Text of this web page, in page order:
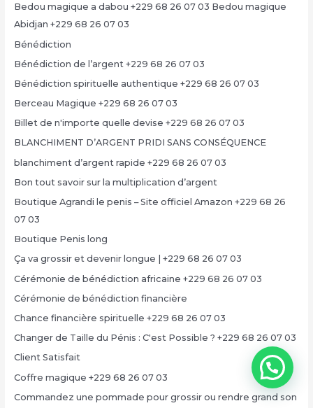
Bedou magique a dabou +229 68 26 07 03 Bedou magique
Abidjan +229 68 26 07 03
Bénédiction
Bénédiction de l’argent +229 68 26 07 03
Bénédiction spirituelle authentique +229 68 26 07 03
Berceau Magique +229 68 26 07 03
Billet de n'importe quelle devise +229 68 26 07 03
BLANCHIMENT D’ARGENT PRIDI SANS CONSÉQUENCE
blanchiment d’argent rapide +229 68 26 07 03
Bon tout savoir sur la multiplication d’argent
Boutique Agrandi le penis – Site officiel Amazon +229 68 26
07 03
Boutique Penis long
Ça va grossir et devenir longue | +229 68 26 07 03
Cérémonie de bénédiction africaine +229 68 26 07 03
Cérémonie de bénédiction financière
Chance financière spirituelle +229 68 26 07 03
Changer de Taille du Pénis : C'est Possible ? +229 68 26 07 03
Client Satisfait
Coffre magique +229 68 26 07 03
Commandez une pommade pour grossir ou rendre grand son